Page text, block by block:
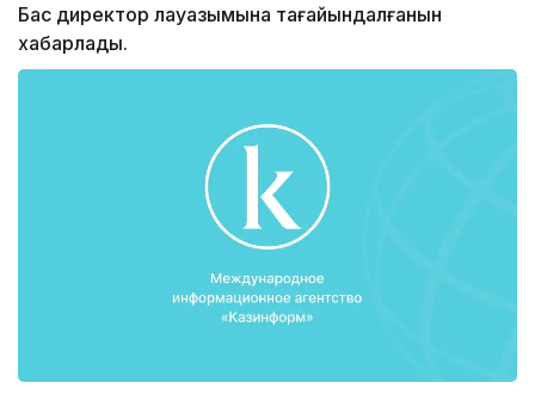
Бас директор лауазымына тағайындалғанын
хабарлады.